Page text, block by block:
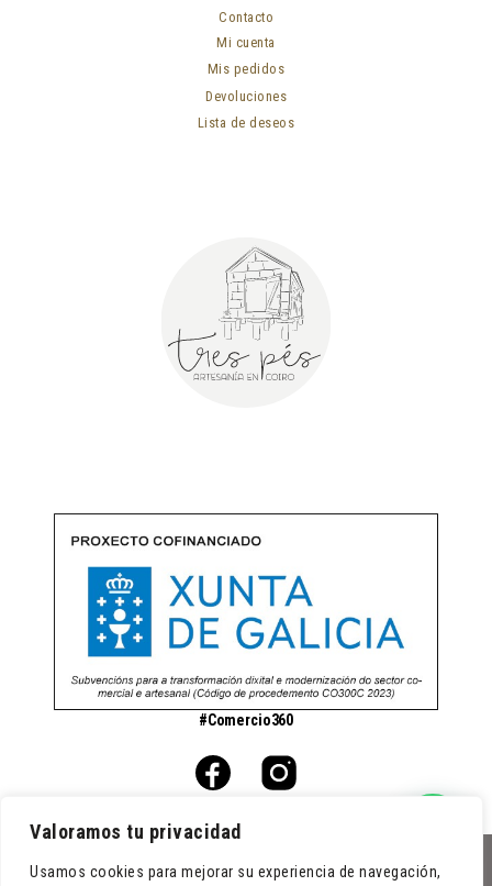
Valoramos tu privacidad
Usamos cookies para mejorar su experiencia de navegación,
Contacto
Mi cuenta
Mis pedidos
Devoluciones
Lista de deseos
#Comercio360